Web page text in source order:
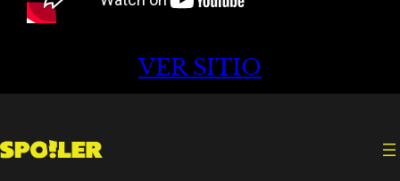
VER SITIO